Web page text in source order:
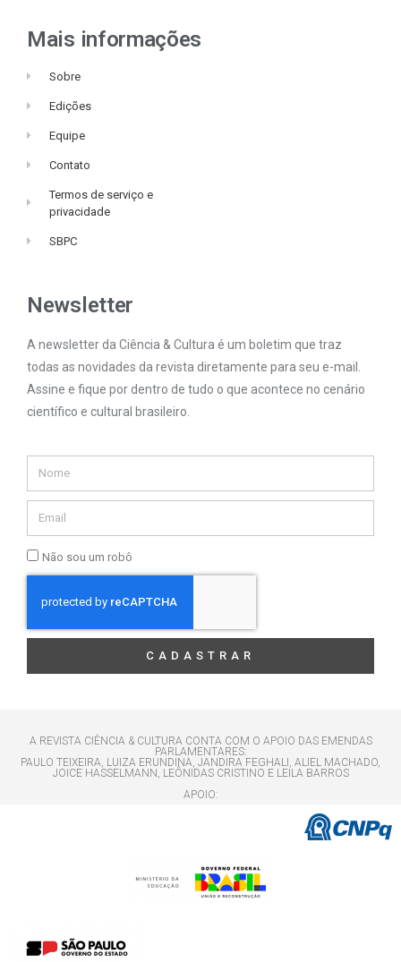
Mais informações
Sobre
Edições
Equipe
Contato
Termos de serviço e
privacidade
SBPC
Newsletter
A newsletter da Ciência & Cultura é um boletim que traz
todas as novidades da revista diretamente para seu e-mail.
Assine e fique por dentro de tudo o que acontece no cenário
científico e cultural brasileiro.
Não sou um robô
CADASTRAR
A REVISTA CIÊNCIA & CULTURA CONTA COM O APOIO DAS EMENDAS
PARLAMENTARES:
PAULO TEIXEIRA, LUIZA ERUNDINA, JANDIRA FEGHALI, ALIEL MACHADO,
JOICE HASSELMANN, LEÔNIDAS CRISTINO E LEILA BARROS
APOIO: